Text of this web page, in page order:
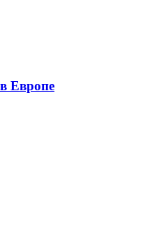
Европе